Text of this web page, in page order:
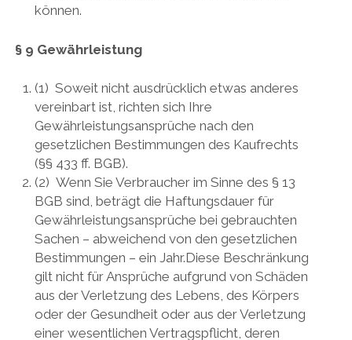
können.
§ 9 Gewährleistung
(1) Soweit nicht ausdrücklich etwas anderes
vereinbart ist, richten sich Ihre
Gewährleistungsansprüche nach den
gesetzlichen Bestimmungen des Kaufrechts
(§§ 433 ff. BGB).
(2) Wenn Sie Verbraucher im Sinne des § 13
BGB sind, beträgt die Haftungsdauer für
Gewährleistungsansprüche bei gebrauchten
Sachen – abweichend von den gesetzlichen
Bestimmungen – ein Jahr.Diese Beschränkung
gilt nicht für Ansprüche aufgrund von Schäden
aus der Verletzung des Lebens, des Körpers
oder der Gesundheit oder aus der Verletzung
einer wesentlichen Vertragspflicht, deren